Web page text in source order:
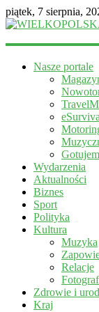
piątek, 7 sierpnia,
informacyjny
Nasze portale
Wydarzenia
Aktualności
Biznes
Sport
Polityka
Kultura
Muzyka
Relacje
Zdrowie i
Kraj